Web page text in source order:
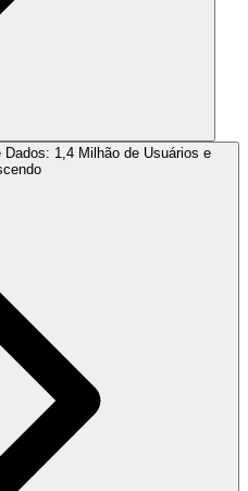
1,4 Milhão de Usuários e